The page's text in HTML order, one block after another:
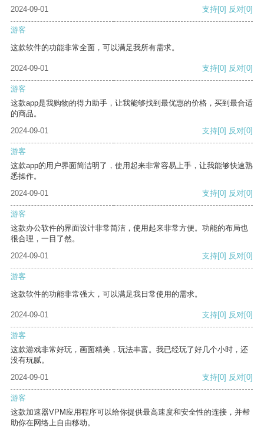
2024-09-01 支持[0] 反对[0]
游客
这款软件的功能非常全面，可以满足我所有需求。
2024-09-01 支持[0] 反对[0]
游客
这款app是我购物的得力助手，让我能够找到最优惠的价格，买到最合适
的商品。
2024-09-01
支持[0] 反对[0]
游客
这款app的用户界面简洁明了，使用起来非常容易上手，让我能够快速熟
悉操作。
2024-09-01
支持[0] 反对[0]
游客
这款办公软件的界面设计非常简洁，使用起来非常方便。功能的布局也
很合理，一目了然。
2024-09-01
支持[0] 反对[0]
游客
这款软件的功能非常强大，可以满足我日常使用的需求。
2024-09-01 支持[0] 反对[0]
游客
这款游戏非常好玩，画面精美，玩法丰富。我已经玩了好几个小时，还
没有玩腻。
2024-09-01
支持[0] 反对[0]
游客
这款加速器VPM应用程序可以给你提供最高速度和安全性的连接，并帮
助你在网络上自由移动。